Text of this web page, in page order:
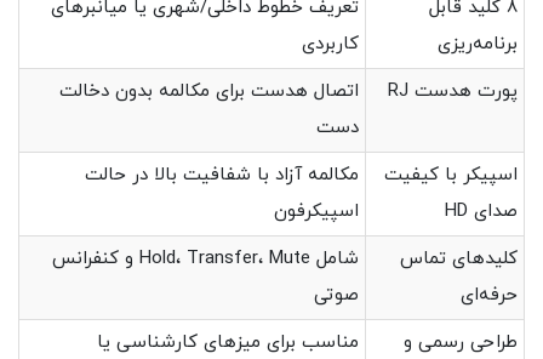
8 کلید قابل
برنامه‌ریزی
تعریف خطوط داخلی/شهری یا میانبرهای
کاربردی
پورت هدست RJ
اتصال هدست برای مکالمه بدون دخالت
دست
اسپیکر با کیفیت
صدای HD
مکالمه آزاد با شفافیت بالا در حالت
اسپیکرفون
کلیدهای تماس
حرفه‌ای
شامل Hold، Transfer، Mute و کنفرانس
صوتی
طراحی رسمی و
مناسب برای میزهای کارشناسی یا